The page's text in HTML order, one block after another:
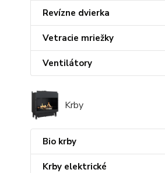
Revízne dvierka
Vetracie mriežky
Ventilátory
Krby
Bio krby
Krby elektrické